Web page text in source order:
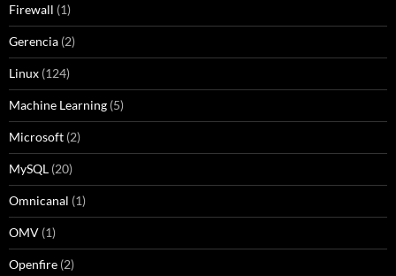
Firewall (1)
Gerencia (2)
Linux (124)
Machine Learning (5)
Microsoft (2)
MySQL (20)
Omnicanal (1)
OMV (1)
Openfire (2)